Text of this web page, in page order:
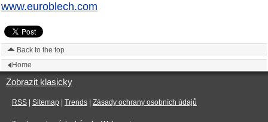
www.euroblech.com
Back to the top
Home
Zobrazit klasicky
RSS| Sitemap| Trends| Zásady ochrany osobních údajů